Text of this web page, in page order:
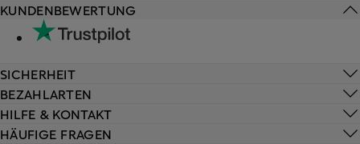
HILFE & KONTAKT
HÄUFIGE FRAGEN
KUNDENBEWERTUNG
SICHERHEIT
BEZAHLARTEN